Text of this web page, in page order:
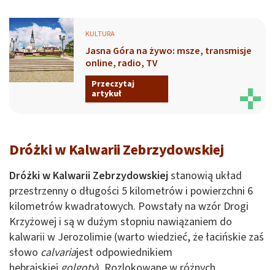
KULTURA
Jasna Góra na żywo: msze, transmisje
online, radio, TV
Przeczytaj
artykuł
Dróżki w Kalwarii Zebrzydowskiej
Dróżki w Kalwarii Zebrzydowskiejstanowią układ
przestrzenny o długości 5 kilometrów i powierzchni 6
kilometrów kwadratowych. Powstały na wzór Drogi
Krzyżowej i są w dużym stopniu nawiązaniem do
kalwarii w Jerozolimie (warto wiedzieć, że łacińskie zaś
słowo calvariajest odpowiednikiem